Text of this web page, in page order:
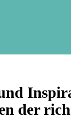
der